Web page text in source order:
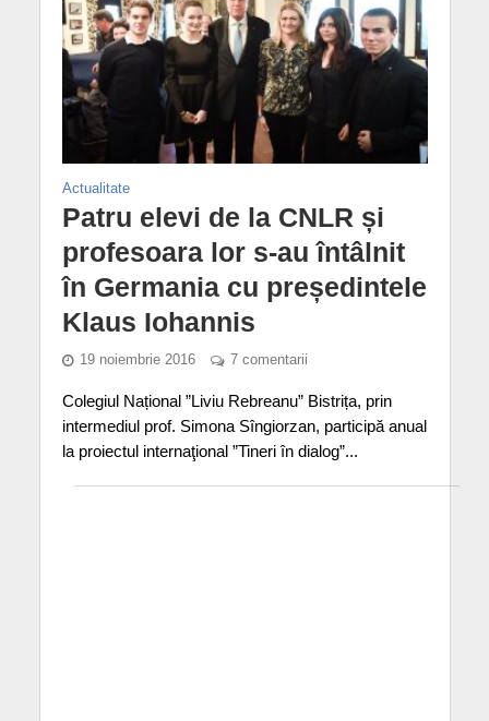
Actualitate
Patru elevi de la CNLR și
profesoara lor s-au întâlnit
în Germania cu președintele
Klaus Iohannis
19 noiembrie 2016 7 comentarii
Colegiul Național ”Liviu Rebreanu” Bistrița, prin
intermediul prof. Simona Sîngiorzan, participă anual
la proiectul internaţional ”Tineri în dialog”...